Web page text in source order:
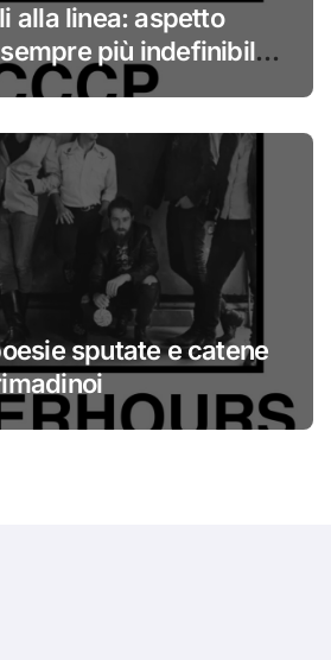
alla linea: aspetto
sempre più indefinibile
sputate e catene